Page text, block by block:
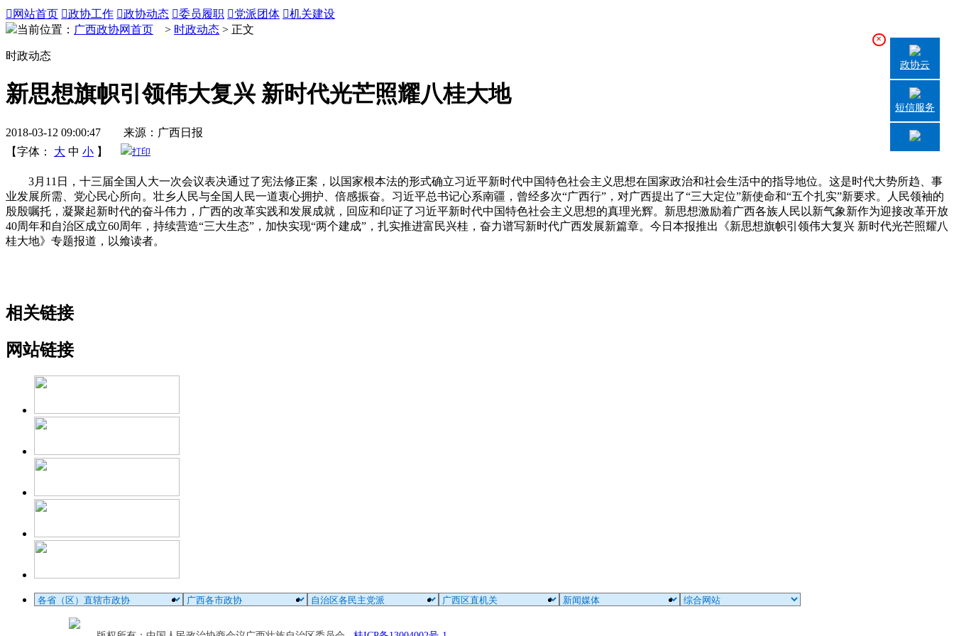
 网站首页 政协工作 政协动态 委员履职 党派团体 机关建设
当前位置： 广西政协网首页 > 时政动态 > 正文
时政动态
新思想旗帜引领伟大复兴 新时代光芒照耀八桂大地
2018-03-12 09:00:47 来源：广西日报
【字体：
大 中 小 】 打印
3月11日，十三届全国人大一次会议表决通过了宪法修正案，以国家根本法的形式确立习近平新时代中国特色社会主义思想在国家政治和社会生活中的指导地位。这是时代大势所趋、事
业发展所需、党心民心所向。壮乡人民与全国人民一道衷心拥护、倍感振奋。习近平总书记心系南疆，曾经多次“广西行”，对广西提出了“三大定位”新使命和“五个扎实”新要求。人民领袖的
殷殷嘱托，凝聚起新时代的奋斗伟力，广西的改革实践和发展成就，回应和印证了习近平新时代中国特色社会主义思想的真理光辉。新思想激励着广西各族人民以新气象新作为迎接改革开放
40周年和自治区成立60周年，持续营造“三大生态”，加快实现“两个建成”，扎实推进富民兴桂，奋力谱写新时代广西发展新篇章。今日本报推出《新思想旗帜引领伟大复兴 新时代光芒照耀八
桂大地》专题报道，以飨读者。
相关链接
网站链接
×
政协云
短信服务